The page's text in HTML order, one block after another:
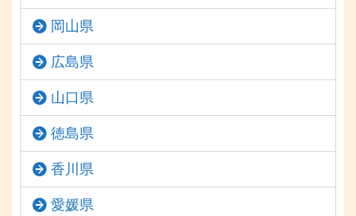
岡山県
広島県
山口県
徳島県
香川県
愛媛県